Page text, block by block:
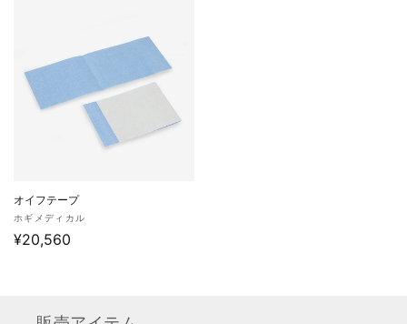
オイフテープ
販
売
ホギメディカル
通
¥20,560